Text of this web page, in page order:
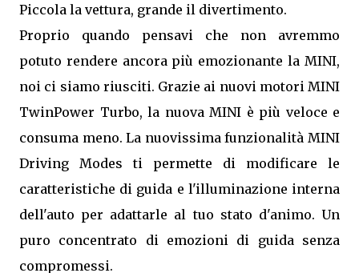
Piccola la vettura, grande il divertimento.
Proprio quando pensavi che non avremmo
potuto rendere ancora più emozionante la MINI,
noi ci siamo riusciti. Grazie ai nuovi motori MINI
TwinPower Turbo, la nuova MINI è più veloce e
consuma meno. La nuovissima funzionalità MINI
Driving Modes ti permette di modificare le
caratteristiche di guida e l'illuminazione interna
dell'auto per adattarle al tuo stato d'animo. Un
puro concentrato di emozioni di guida senza
compromessi.